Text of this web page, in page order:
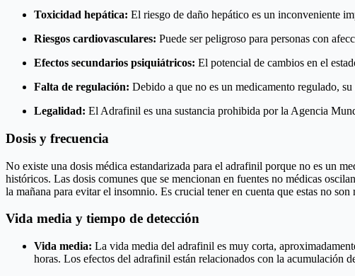
Toxicidad hepática: El riesgo de daño hepático es un inconveniente
Riesgos cardiovasculares: Puede ser peligroso para personas con
Efectos secundarios psiquiátricos: El potencial de cambios en el
Falta de regulación: Debido a que no es un medicamento regulado,
Legalidad: El Adrafinil es una sustancia prohibida por la Agencia
Dosis y frecuencia
No existe una dosis médica estandarizada para el adrafinil porque no es un
históricos. Las dosis comunes que se mencionan en fuentes no médicas
la mañana para evitar el insomnio. Es crucial tener en cuenta que estas no
Vida media y tiempo de detección
Vida media: La vida media del adrafinil es muy corta,
horas. Los efectos del adrafinil están relacionados con la acumulación